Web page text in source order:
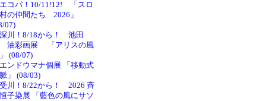
エコパ！10/11!12! 「スロ
の仲間たち 2026」
07)
深川！8/18から！ 池田
油彩画展 「アリスの風
(08/07)
エンドウマナ個展 「移動式
」 (08/03)
受川！8/22から！ 2026 斉
子染展 「藍色の風にサソ